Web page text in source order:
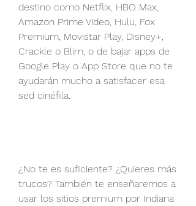
destino como Netflix, HBO Max,
Amazon Prime Video, Hulu, Fox
Premium, Movistar Play, Disney+,
Crackle o Blim, o de bajar apps de
Google Play o App Store que no te
ayudarán mucho a satisfacer esa
sed cinéfila.
¿No te es suficiente? ¿Quieres más
trucos? También te enseñaremos a
usar los sitios premium por Indiana